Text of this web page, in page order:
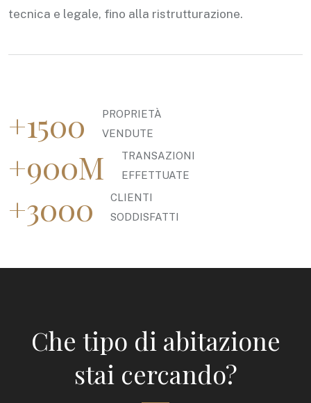
tecnica e legale, fino alla ristrutturazione.
+1500
PROPRIETÀ
VENDUTE
+900M
TRANSAZIONI
EFFETTUATE
+3000
CLIENTI
SODDISFATTI
Che tipo di abitazione
stai cercando?